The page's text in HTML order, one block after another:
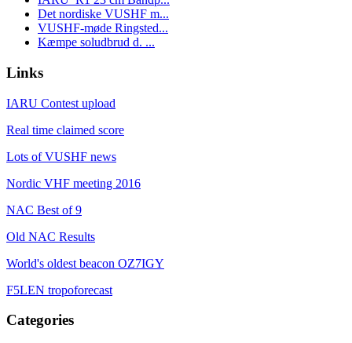
Det nordiske VUSHF m...
VUSHF-møde Ringsted...
Kæmpe soludbrud d. ...
Links
IARU Contest upload
Real time claimed score
Lots of VUSHF news
Nordic VHF meeting 2016
NAC Best of 9
Old NAC Results
World's oldest beacon OZ7IGY
F5LEN tropoforecast
Categories